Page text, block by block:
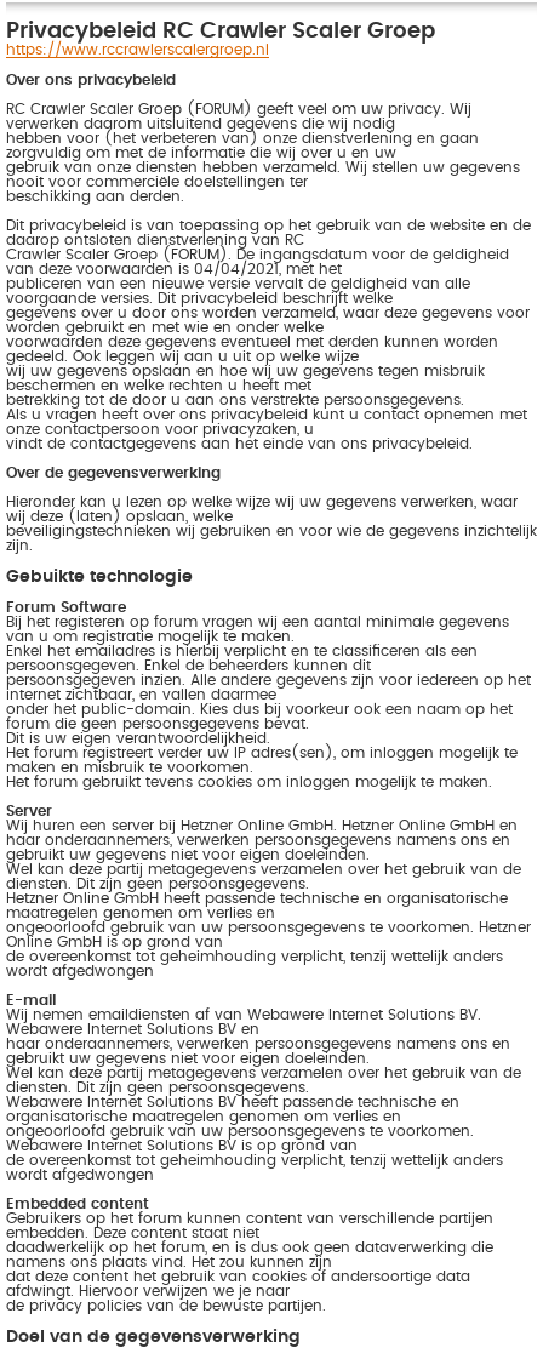
Privacybeleid RC Crawler Scaler Groep
https://www.rccrawlerscalergroep.nl
Over ons privacybeleid
RC Crawler Scaler Groep (FORUM) geeft veel om uw privacy. Wij
verwerken daarom uitsluitend gegevens die wij nodig
hebben voor (het verbeteren van) onze dienstverlening en gaan
zorgvuldig om met de informatie die wij over u en uw
gebruik van onze diensten hebben verzameld. Wij stellen uw gegevens
nooit voor commerciële doelstellingen ter
beschikking aan derden.
Dit privacybeleid is van toepassing op het gebruik van de website en de
daarop ontsloten dienstverlening van RC
Crawler Scaler Groep (FORUM). De ingangsdatum voor de geldigheid
van deze voorwaarden is 04/04/2021, met het
publiceren van een nieuwe versie vervalt de geldigheid van alle
voorgaande versies. Dit privacybeleid beschrijft welke
gegevens over u door ons worden verzameld, waar deze gegevens voor
worden gebruikt en met wie en onder welke
voorwaarden deze gegevens eventueel met derden kunnen worden
gedeeld. Ook leggen wij aan u uit op welke wijze
wij uw gegevens opslaan en hoe wij uw gegevens tegen misbruik
beschermen en welke rechten u heeft met
betrekking tot de door u aan ons verstrekte persoonsgegevens.
Als u vragen heeft over ons privacybeleid kunt u contact opnemen met
onze contactpersoon voor privacyzaken, u
vindt de contactgegevens aan het einde van ons privacybeleid.
Over de gegevensverwerking
Hieronder kan u lezen op welke wijze wij uw gegevens verwerken, waar
wij deze (laten) opslaan, welke
beveiligingstechnieken wij gebruiken en voor wie de gegevens inzichtelijk
zijn.
Gebuikte technologie
Forum Software
Bij het registeren op forum vragen wij een aantal minimale gegevens
van u om registratie mogelijk te maken.
Enkel het emailadres is hierbij verplicht en te classificeren als een
persoonsgegeven. Enkel de beheerders kunnen dit
persoonsgegeven inzien. Alle andere gegevens zijn voor iedereen op het
internet zichtbaar, en vallen daarmee
onder het public-domain. Kies dus bij voorkeur ook een naam op het
forum die geen persoonsgegevens bevat.
Dit is uw eigen verantwoordelijkheid.
Het forum registreert verder uw IP adres(sen), om inloggen mogelijk te
maken en misbruik te voorkomen.
Het forum gebruikt tevens cookies om inloggen mogelijk te maken.
Server
Wij huren een server bij Hetzner Online GmbH. Hetzner Online GmbH en
haar onderaannemers, verwerken persoonsgegevens namens ons en
gebruikt uw gegevens niet voor eigen doeleinden.
Wel kan deze partij metagegevens verzamelen over het gebruik van de
diensten. Dit zijn geen persoonsgegevens.
Hetzner Online GmbH heeft passende technische en organisatorische
maatregelen genomen om verlies en
ongeoorloofd gebruik van uw persoonsgegevens te voorkomen. Hetzner
Online GmbH is op grond van
de overeenkomst tot geheimhouding verplicht, tenzij wettelijk anders
wordt afgedwongen
E-mail
Wij nemen emaildiensten af van Webawere Internet Solutions BV.
Webawere Internet Solutions BV en
haar onderaannemers, verwerken persoonsgegevens namens ons en
gebruikt uw gegevens niet voor eigen doeleinden.
Wel kan deze partij metagegevens verzamelen over het gebruik van de
diensten. Dit zijn geen persoonsgegevens.
Webawere Internet Solutions BV heeft passende technische en
organisatorische maatregelen genomen om verlies en
ongeoorloofd gebruik van uw persoonsgegevens te voorkomen.
Webawere Internet Solutions BV is op grond van
de overeenkomst tot geheimhouding verplicht, tenzij wettelijk anders
wordt afgedwongen
Embedded content
Gebruikers op het forum kunnen content van verschillende partijen
embedden. Deze content staat niet
daadwerkelijk op het forum, en is dus ook geen dataverwerking die
namens ons plaats vind. Het zou kunnen zijn
dat deze content het gebruik van cookies of andersoortige data
afdwingt. Hiervoor verwijzen we je naar
de privacy policies van de bewuste partijen.
Doel van de gegevensverwerking